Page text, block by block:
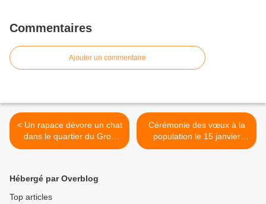
Commentaires
Ajouter un commentaire
< Un rapace dévore un chat
dans le quartier du Gros
Saule à Aulnay-sous-Bois
Cérémonie des vœux à la
population le 15 janvier
2025 à Aulnay-sous-Bois >
Hébergé par Overblog
Top articles